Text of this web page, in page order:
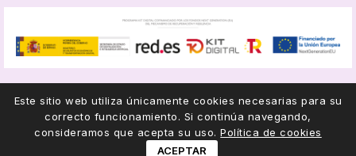
Este sitio web utiliza únicamente cookies necesarias para su
correcto funcionamiento. Si continúa navegando,
consideramos que acepta su uso.Política de cookies
ACEPTAR
© 2026 - COMPAS22